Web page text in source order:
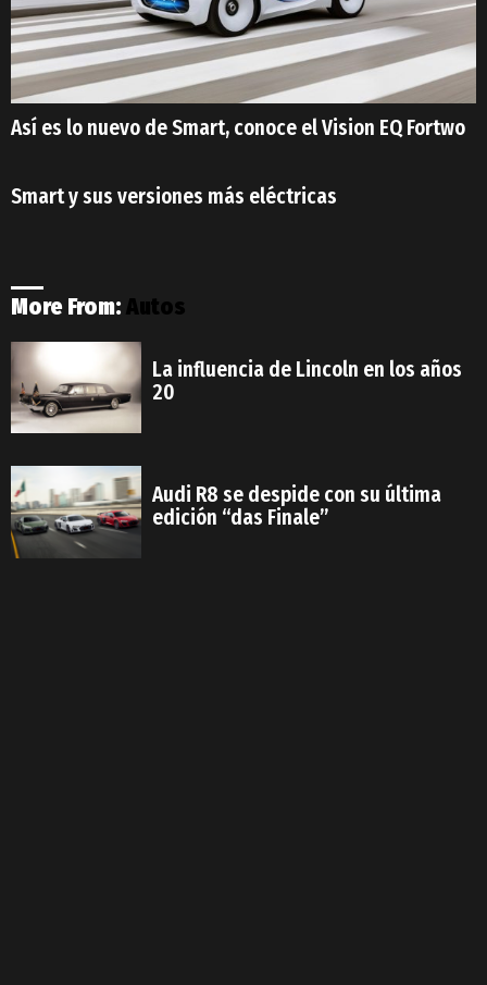
Así es lo nuevo de Smart, conoce el Vision EQ Fortwo
Smart y sus versiones más eléctricas
More From:Autos
La influencia de Lincoln en los años
20
Audi R8 se despide con su última
edición “das Finale”